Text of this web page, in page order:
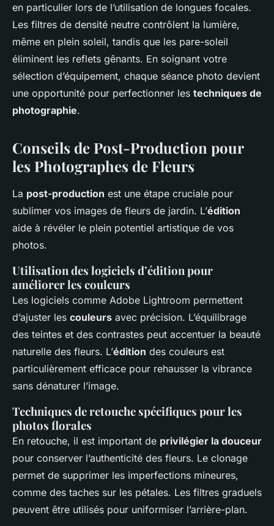
en particulier lors de l’utilisation de longues focales.
Les filtres de densité neutre contrôlent la lumière,
même en plein soleil, tandis que les pare-soleil
éliminent les reflets gênants. En soignant votre
sélection d’équipement, chaque séance photo devient
une opportunité pour perfectionner les techniques de
photographie.
Conseils de Post-Production pour
les Photographes de Fleurs
La post-production est une étape cruciale pour
sublimer vos images de fleurs de jardin. L’édition
aide à révéler le plein potentiel artistique de vos
photos.
Utilisation des logiciels d’édition pour
améliorer les couleurs
Les logiciels comme Adobe Lightroom permettent
d’ajuster les couleurs avec précision. L’équilibrage
des teintes et des contrastes peut accentuer la beauté
naturelle des fleurs. L’édition des couleurs est
particulièrement efficace pour rehausser la vibrance
sans dénaturer l’image.
Techniques de retouche spécifiques pour les
photos florales
En retouche, il est important de privilégier la douceur
pour conserver l’authenticité des fleurs. Le clonage
permet de supprimer les imperfections mineures,
comme des taches sur les pétales. Les filtres graduels
peuvent être utilisés pour uniformiser l’arrière-plan.